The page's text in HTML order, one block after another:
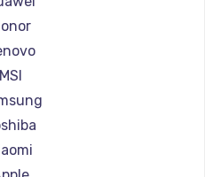
Getac
Epson
Philips
LG
Panasonic
Irbis
Thunderobot
MSI